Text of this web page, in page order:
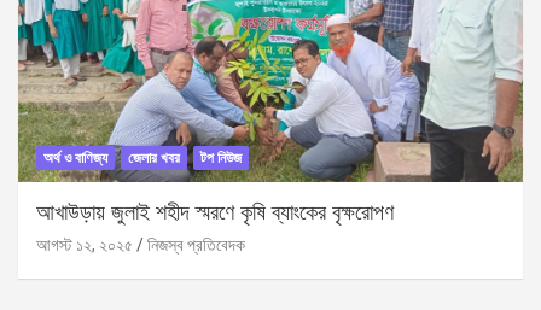
অর্থ ও বাণিজ্য জেলার খবর টপ নিউজ
আখাউড়ায় জুলাই শহীদ স্মরণে কৃষি ব্যাংকের বৃক্ষরোপণ
আগস্ট ১২, ২০২৫ নিজস্ব প্রতিবেদক